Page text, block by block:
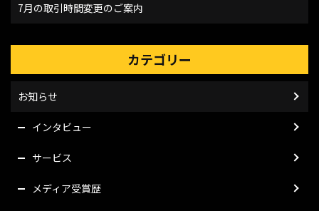
7月の取引時間変更のご案内
カテゴリー
お知らせ
インタビュー
サービス
メディア受賞歴